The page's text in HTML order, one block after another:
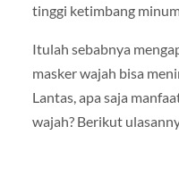
tinggi ketimbang
Itulah sebabnya
masker wajah bisa
Lantas, apa saja
wajah? Berikut